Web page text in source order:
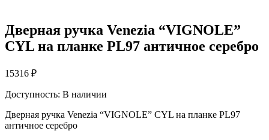
Дверная ручка Venezia “VIGNOLE”
CYL на планке PL97 античное серебро
15316 ₽
Доступность: В наличии
Дверная ручка Venezia “VIGNOLE” CYL на планке PL97
античное серебро